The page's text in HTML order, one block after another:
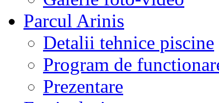
Parcul Arinis
Detalii tehnice piscine
Program de
Prezentare